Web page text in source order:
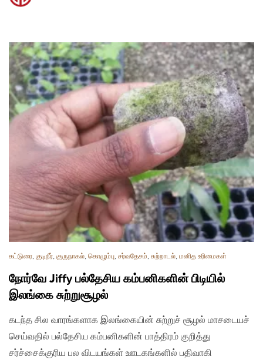
கட்டுரை, குடிநீர், குருநாகல், கொழும்பு, சர்வதேசம், சுற்றாடல், மனித உரிமைகள்
நோர்வே Jiffy பல்தேசிய கம்பனிகளின் பிடியில்
இலங்கை சுற்றுசூழல்
கடந்த சில வாரங்களாக இலங்கையின் சுற்றுச் சூழல் மாசடையச்
செய்வதில் பல்தேசிய கம்பனிகளின் பாத்திரம் குறித்து
சர்ச்சைக்குரிய பல விடயங்கள் ஊடகங்களில் பதிவாகி